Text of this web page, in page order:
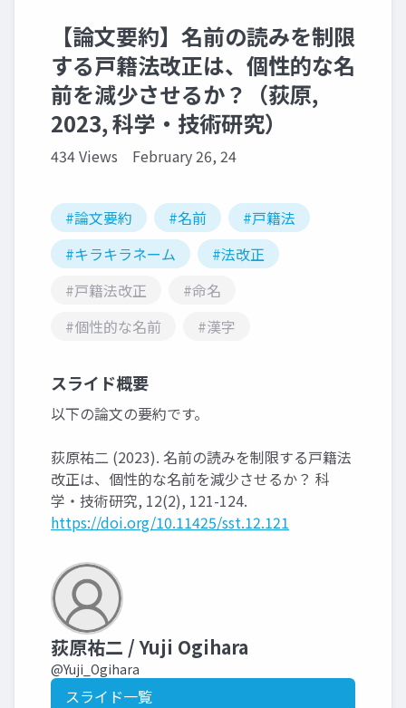
【論文要約】名前の読みを制限
する戸籍法改正は、個性的な名
前を減少させるか？（荻原,
2023, 科学・技術研究）
434 Views February 26, 24
#論文要約 #名前
#戸籍法
#キラキラネーム
#法改正
#戸籍法改正
#命名
#個性的な名前
#漢字
スライド概要
以下の論文の要約です。
荻原祐二 (2023). 名前の読みを制限する戸籍法
改正は、個性的な名前を減少させるか？ 科
学・技術研究, 12(2), 121-124.
https://doi.org/10.11425/sst.12.121
荻原祐二 / Yuji Ogihara
@Yuji_Ogihara
スライド一覧